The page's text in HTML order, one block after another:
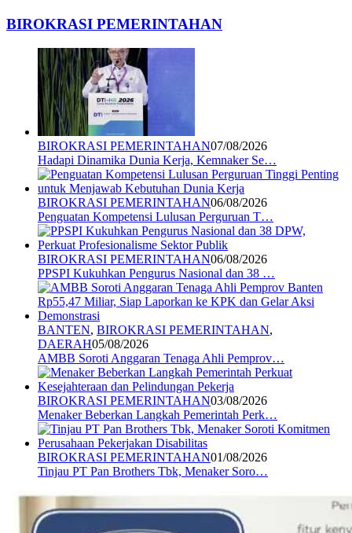
BIROKRASI PEMERINTAHAN
BIROKRASI PEMERINTAHAN07/08/2026
Hadapi Dinamika Dunia Kerja, Kemnaker Se…
BIROKRASI PEMERINTAHAN06/08/2026
Penguatan Kompetensi Lulusan Perguruan T…
BIROKRASI PEMERINTAHAN06/08/2026
PPSPI Kukuhkan Pengurus Nasional dan 38 …
BANTEN, BIROKRASI PEMERINTAHAN,
DAERAH05/08/2026
AMBB Soroti Anggaran Tenaga Ahli Pemprov…
BIROKRASI PEMERINTAHAN03/08/2026
Menaker Beberkan Langkah Pemerintah Perk…
BIROKRASI PEMERINTAHAN01/08/2026
Tinjau PT Pan Brothers Tbk, Menaker Soro…